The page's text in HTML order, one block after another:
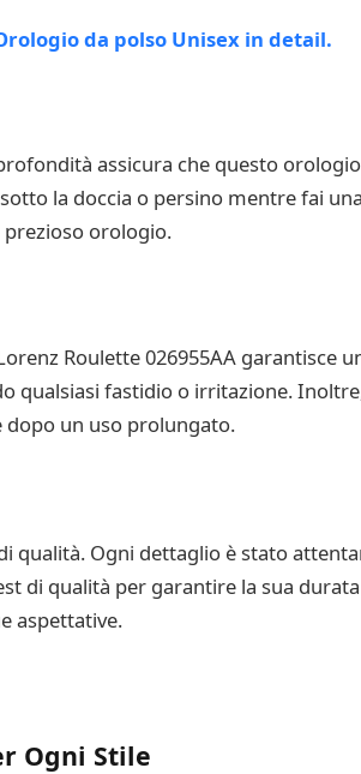
assicura che questo
la doccia o persino mentre fai
orologio.
Roulette 026955AA
qualsiasi fastidio o irritazione.
dopo un uso prolungato.
qualità. Ogni dettaglio è stato
di qualità per garantire la sua
aspettative.
Ogni Stile